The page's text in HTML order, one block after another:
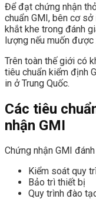
Để đạt chứng nhận
chuẩn GMI, bên cơ
khắt khe trong đánh
lượng nếu muốn
Trên toàn thế giới có
tiêu chuẩn kiểm định
in ở Trung Quốc.
Các tiêu
nhận GMI
Chứng nhận GMI
Kiểm soát quy
Bảo trì thiết bị
Quy trình đào